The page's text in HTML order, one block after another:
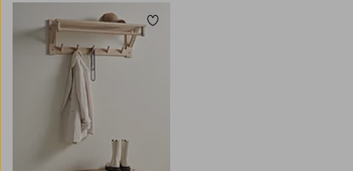
Dodaj do ulubionych